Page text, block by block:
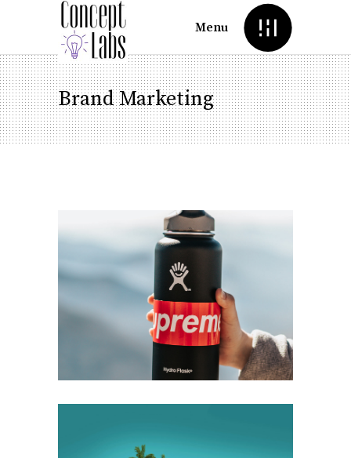
Menu
Brand Marketing